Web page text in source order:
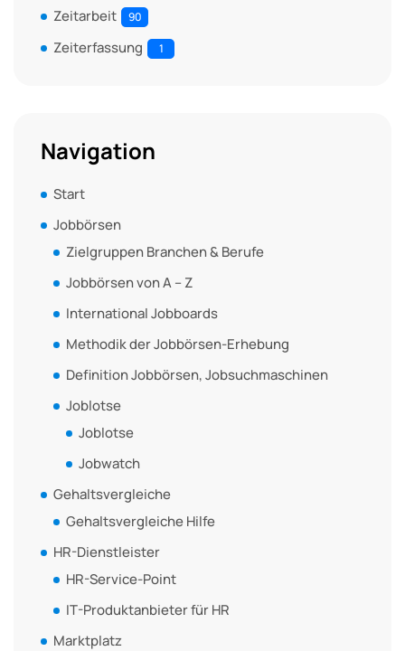
Zeitarbeit 90
Zeiterfassung 1
Navigation
Start
Jobbörsen
Zielgruppen Branchen & Berufe
Jobbörsen von A – Z
International Jobboards
Methodik der Jobbörsen-Erhebung
Definition Jobbörsen, Jobsuchmaschinen
Joblotse
Joblotse
Jobwatch
Gehaltsvergleiche
Gehaltsvergleiche Hilfe
HR-Dienstleister
HR-Service-Point
IT-Produktanbieter für HR
Marktplatz